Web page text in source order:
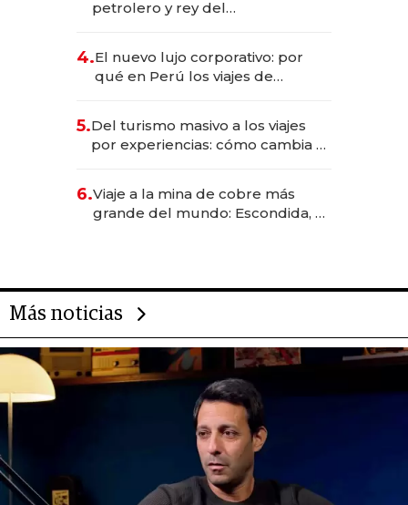
petrolero y rey del
Fénix
4.El nuevo lujo corporativo: por
qué en Perú los viajes de
transformadoras
5.Del turismo masivo a los viajes
por experiencias: cómo cambia el
6.Viaje a la mina de cobre más
grande del mundo: Escondida, el
Más noticias